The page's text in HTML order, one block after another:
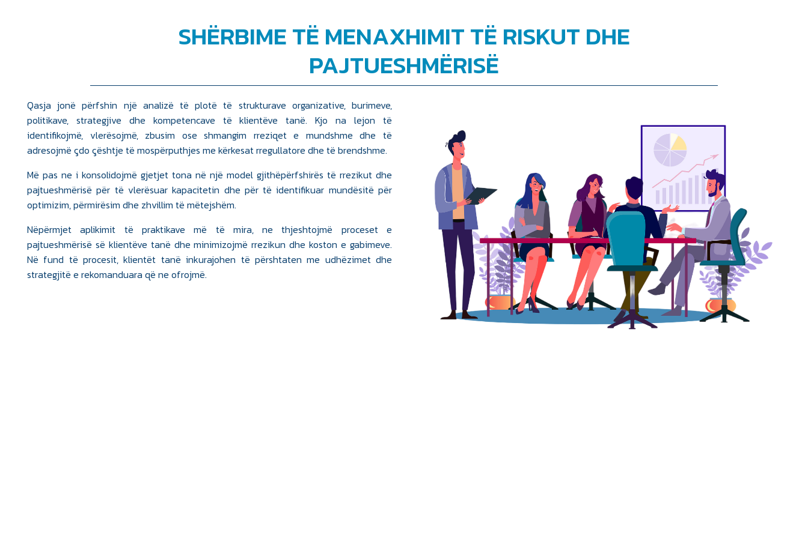
SHËRBIME TË MENAXHIMIT TË RISKUT DHE
PAJTUESHMËRISË
Qasja jonë përfshin një analizë të plotë të strukturave organizative, burimeve,
politikave, strategjive dhe kompetencave të klientëve tanë. Kjo na lejon të
identifikojmë, vlerësojmë, zbusim ose shmangim rreziqet e mundshme dhe të
adresojmë çdo çështje të mospërputhjes me kërkesat rregullatore dhe të brendshme.
Më pas ne i konsolidojmë gjetjet tona në një model gjithëpërfshirës të rrezikut dhe
pajtueshmërisë për të vlerësuar kapacitetin dhe për të identifikuar mundësitë për
optimizim, përmirësim dhe zhvillim të mëtejshëm.
Nëpërmjet aplikimit të praktikave më të mira, ne thjeshtojmë proceset e
pajtueshmërisë së klientëve tanë dhe minimizojmë rrezikun dhe koston e gabimeve.
Në fund të procesit, klientët tanë inkurajohen të përshtaten me udhëzimet dhe
strategjitë e rekomanduara që ne ofrojmë.